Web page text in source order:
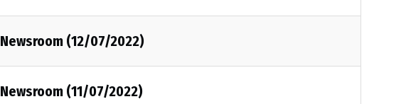
Newsroom (12/07/2022)
Newsroom (11/07/2022)